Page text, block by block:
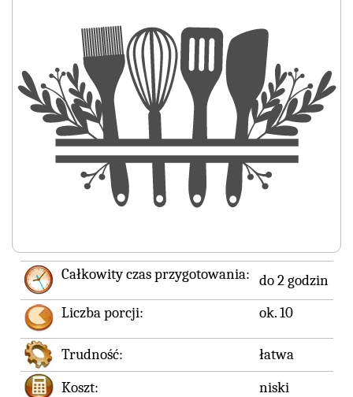
Całkowity czas przygotowania: do 2 godzin
Liczba porcji:
ok. 10
Trudność:
łatwa
Koszt:
niski